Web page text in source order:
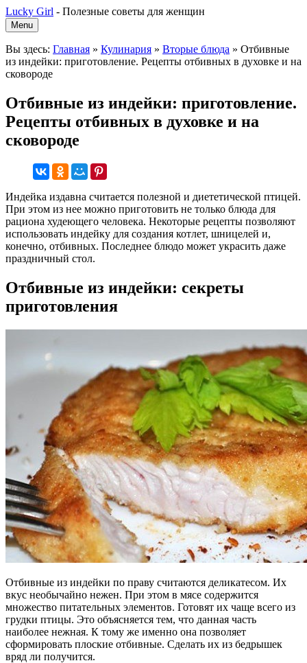
Lucky Girl - Полезные советы для женщин
Menu
Вы здесь: Главная » Кулинария » Вторые блюда » Отбивные
из индейки: приготовление. Рецепты отбивных в духовке и на
сковороде
Отбивные из индейки: приготовление.
Рецепты отбивных в духовке и на
сковороде
Индейка издавна считается полезной и диететической птицей.
При этом из нее можно приготовить не только блюда для
рациона худеющего человека. Некоторые рецепты позволяют
использовать индейку для создания котлет, шницелей и,
конечно, отбивных. Последнее блюдо может украсить даже
праздничный стол.
Отбивные из индейки: секреты
приготовления
Отбивные из индейки по праву считаются деликатесом. Их
вкус необычайно нежен. При этом в мясе содержится
множество питательных элементов. Готовят их чаще всего из
грудки птицы. Это объясняется тем, что данная часть
наиболее нежная. К тому же именно она позволяет
сформировать плоские отбивные. Сделать их из бедрышек
вряд ли получится.